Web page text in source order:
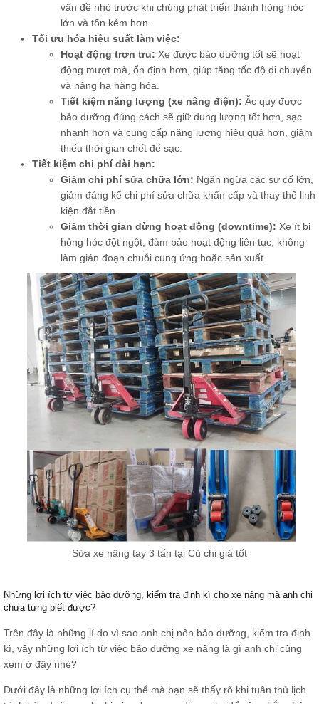
vấn đề nhỏ trước khi chúng phát triển thành hỏng hóc
lớn và tốn kém hơn.
Tối ưu hóa hiệu suất làm việc:
Hoạt động trơn tru: Xe được bảo dưỡng tốt sẽ hoạt
động mượt mà, ổn định hơn, giúp tăng tốc độ di chuyển
và nâng hạ hàng hóa.
Tiết kiệm năng lượng (xe nâng điện): Ắc quy được
bảo dưỡng đúng cách sẽ giữ dung lượng tốt hơn, sạc
nhanh hơn và cung cấp năng lượng hiệu quả hơn, giảm
thiểu thời gian chết để sạc.
Tiết kiệm chi phí dài hạn:
Giảm chi phí sửa chữa lớn: Ngăn ngừa các sự cố lớn,
giảm đáng kể chi phí sửa chữa khẩn cấp và thay thế linh
kiện đắt tiền.
Giảm thời gian dừng hoạt động (downtime): Xe ít bị
hỏng hóc đột ngột, đảm bảo hoạt động liên tục, không
làm gián đoạn chuỗi cung ứng hoặc sản xuất.
Sửa xe nâng tay 3 tấn tại Củ chi giá tốt
Những lợi ích từ việc bảo dưỡng, kiểm tra định kì cho xe nâng mà anh chị
chưa từng biết được?
Trên đây là những lí do vì sao anh chị nên bảo dưỡng, kiểm tra định
kì, vậy những lợi ích từ việc bảo dưỡng xe nâng là gì anh chị cùng
xem ở đây nhé?
Dưới đây là những lợi ích cụ thể mà bạn sẽ thấy rõ khi tuân thủ lịch